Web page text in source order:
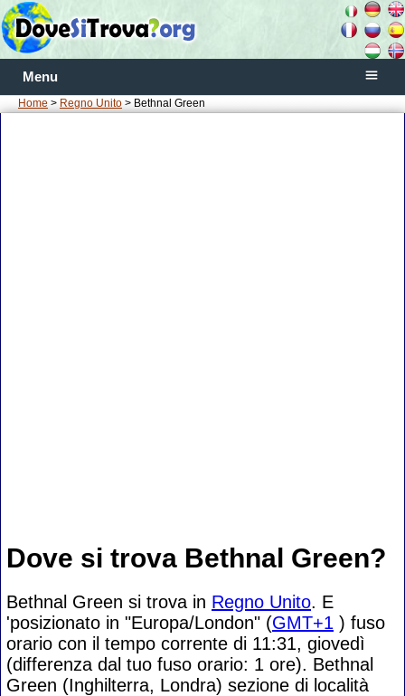
Menu
Home > Regno Unito > Bethnal Green
Dove si trova Bethnal Green?
Bethnal Green si trova in Regno Unito. E
'posizionato in "Europa/London" (GMT+1 ) fuso
orario con il tempo corrente di 11:31, giovedì
(differenza dal tuo fuso orario: 1 ore). Bethnal
Green (Inghilterra, Londra) sezione di località